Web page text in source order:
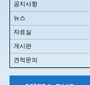
공지사항
뉴스
자료실
게시판
견적문의